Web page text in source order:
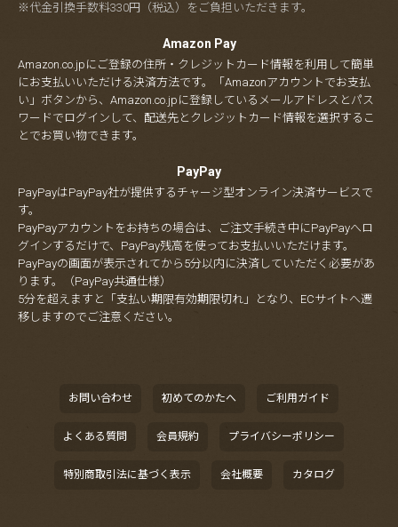
※代金引換手数料330円（税込）をご負担いただきます。
Amazon Pay
Amazon.co.jpにご登録の住所・クレジットカード情報を利用して簡単
にお支払いいただける決済方法です。「Amazonアカウントでお支払
い」ボタンから、Amazon.co.jpに登録しているメールアドレスとパス
ワードでログインして、配送先とクレジットカード情報を選択するこ
とでお買い物できます。
PayPay
PayPayはPayPay社が提供するチャージ型オンライン決済サービスで
す。
PayPayアカウントをお持ちの場合は、ご注文手続き中にPayPayへロ
グインするだけで、PayPay残高を使ってお支払いいただけます。
PayPayの画面が表示されてから5分以内に決済していただく必要があ
ります。（PayPay共通仕様）
5分を超えますと「支払い期限有効期限切れ」となり、ECサイトへ遷
移しますのでご注意ください。
お問い合わせ 初めてのかたへ ご利用ガイド
よくある質問 会員規約 プライバシーポリシー
特別商取引法に基づく表示 会社概要 カタログ